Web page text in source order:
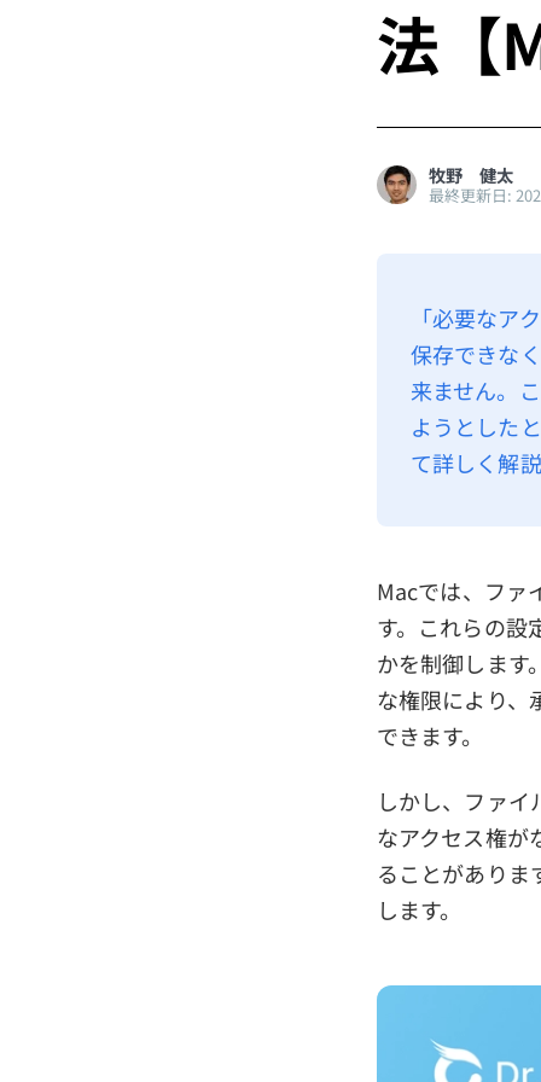
法【
牧野 健太
最終更新日:
「必要なア
保存できな
来ません。
ようとした
て詳しく解
Macでは、ファ
す。これらの設
かを制御します
な権限により、
できます。
しかし、ファ
なアクセス権が
ることがありま
します。